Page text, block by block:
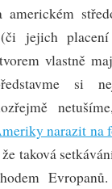
jejich
vlastně
si
narazit na
taková